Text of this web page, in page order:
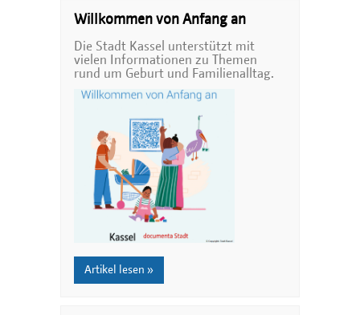
Willkommen von Anfang an
Die Stadt Kassel unterstützt mit
vielen Informationen zu Themen
rund um Geburt und Familienalltag.
Artikel lesen »